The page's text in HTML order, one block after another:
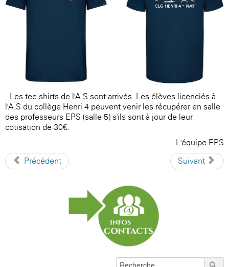
Les tee-shirts de l'A.S sont arrivés. Les élèves licenciés à
l'A.S du collège Henri 4 peuvent venir les récupérer en salle
des professeurs EPS (salle 5) s'ils sont à jour de leur
cotisation de 30€.
L'équipe EPS
Précédent
Suivant